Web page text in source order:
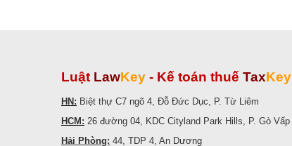
Luật LawKey - Kế toán thuế TaxKey
HN: Biệt thự C7 ngõ 4, Đỗ Đức Dục, P. Từ Liêm
HCM: 26 đường 04, KDC Cityland Park Hills, P. Gò Vấp
Hải Phòng: 44, TDP 4, An Dương